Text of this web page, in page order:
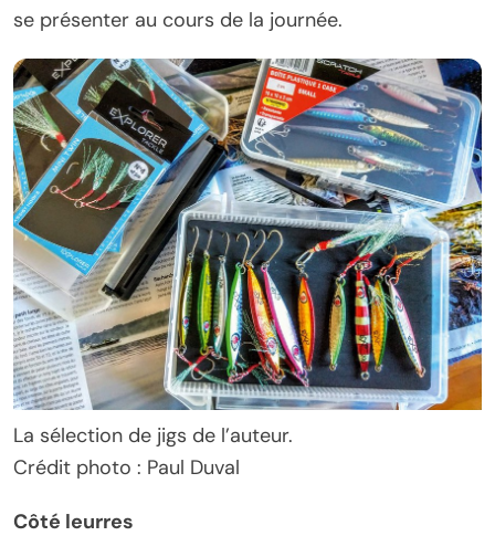
se présenter au cours de la journée.
La sélection de jigs de l’auteur.
Crédit photo : Paul Duval
Côté leurres